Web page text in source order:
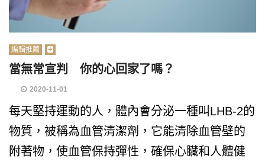
編輯推薦
當無常宣判 你的心回家了嗎？
2020-11-01
每天堅持運動的人，體內會分泌一種叫LHB-2的
物質，被稱為血管清潔劑，它能清除血管壁的
附著物，使血管保持彈性，確保心臟和人體健